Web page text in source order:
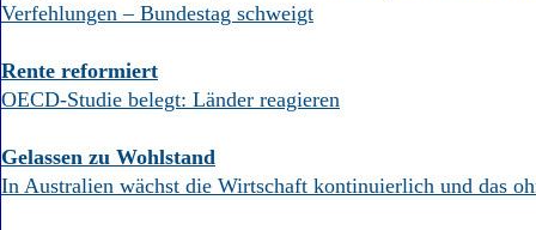
Verfehlungen – Bundestag schweigt
Rente reformiert
OECD-Studie belegt: Länder reagieren
Gelassen zu Wohlstand
In Australien wächst die Wirtschaft kontinuierlich und das